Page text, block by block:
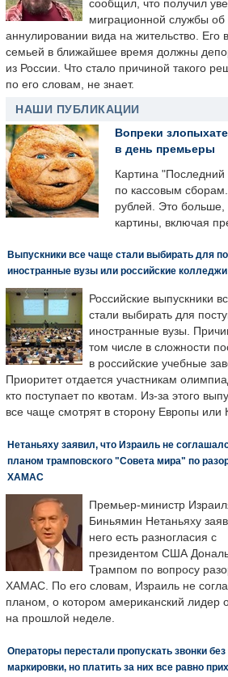
сообщил, что получил
миграционной службы об
аннулировании вида на жительство. Его
семьей в ближайшее время должны
из России. Что стало причиной такого
по его словам, не знает.
НАШИ ПУБЛИКАЦИИ
Вопреки
в день премьеры
Картина
по кассовым
рублей. Это
картины, включая
Выпускники все чаще стали выбирать для
иностранные вузы или российские колледжи
Российские выпускники
стали выбирать для
иностранные вузы.
том числе в сложности
в российские учебные
Приоритет отдается участникам
кто поступает по квотам. Из-за этого
все чаще смотрят в сторону Европы или
Нетаньяху заявил, что Израиль не
планом трамповского "Совета мира" по
ХАМАС
Премьер-министр
Биньямин Нетаньяху
него есть разногласия с
президентом США
Трампом по вопросу
ХАМАС. По его словам, Израиль не
планом, о котором американский лидер
на прошлой неделе.
Операторы перестали пропускать звонки без
маркировки, но платить за них все равно